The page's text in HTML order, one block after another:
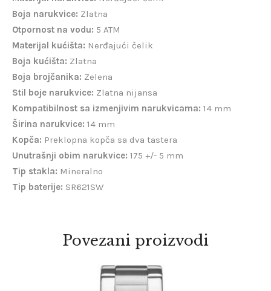
Boja narukvice: Zlatna
Otpornost na vodu: 5 ATM
Materijal kućišta: Nerđajući čelik
Boja kućišta: Zlatna
Boja brojčanika: Zelena
Stil boje narukvice: Zlatna nijansa
Kompatibilnost sa izmenjivim narukvicama: 14 mm
Širina narukvice: 14 mm
Kopča: Preklopna kopča sa dva tastera
Unutrašnji obim narukvice: 175 +/- 5 mm
Tip stakla: Mineralno
Tip baterije: SR621SW
Povezani proizvodi